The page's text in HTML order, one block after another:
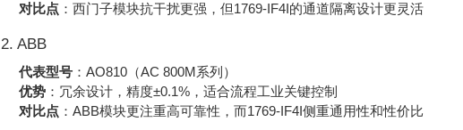
对比点 ：西门子模块抗干扰更强，但1769-IF4I的通道隔离设计更灵活
2. ABB
代表型号 ：AO810（AC 800M系列）
优势 ：冗余设计，精度±0.1%，适合流程工业关键控制
对比点 ：ABB模块更注重高可靠性，而1769-IF4I侧重通用性和性价比